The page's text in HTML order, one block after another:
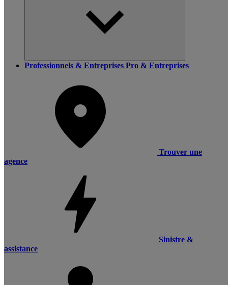
Professionnels & Entreprises Pro & Entreprises
Trouver une
agence
Sinistre &
assistance